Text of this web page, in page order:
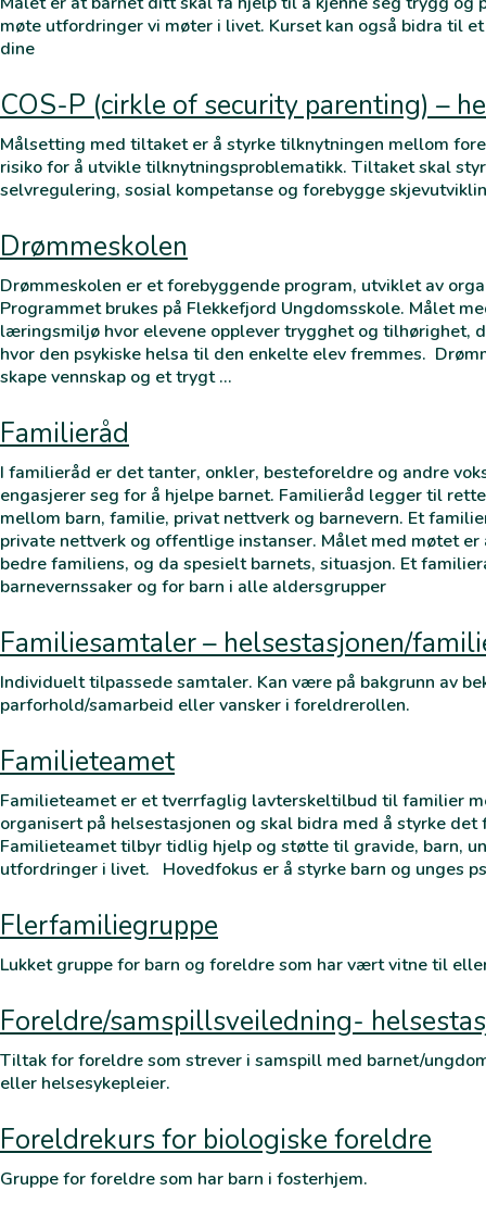
møte utfordringer vi møter i livet. Kurset kan også bidra til
dine
COS-P (cirkle of security parenting) –
Målsetting med tiltaket er å styrke tilknytningen mellom
risiko for å utvikle tilknytningsproblematikk. Tiltaket skal
selvregulering, sosial kompetanse og forebygge
Drømmeskolen
Drømmeskolen er et forebyggende program, utviklet av
Programmet brukes på Flekkefjord Ungdomsskole. Målet
læringsmiljø hvor elevene opplever trygghet og tilhørighet,
hvor den psykiske helsa til den enkelte elev fremmes.
skape vennskap og et trygt …
Familieråd
I familieråd er det tanter, onkler, besteforeldre og andre
engasjerer seg for å hjelpe barnet. Familieråd legger til
mellom barn, familie, privat nettverk og barnevern. Et
private nettverk og offentlige instanser. Målet med møtet
bedre familiens, og da spesielt barnets, situasjon. Et
barnevernssaker og for barn i alle aldersgrupper
Familiesamtaler – helsestasjonen/
Individuelt tilpassede samtaler. Kan være på bakgrunn av
parforhold/samarbeid eller vansker i foreldrerollen.
Familieteamet
Familieteamet er et tverrfaglig lavterskeltilbud til familier
organisert på helsestasjonen og skal bidra med å styrke
Familieteamet tilbyr tidlig hjelp og støtte til gravide, barn,
utfordringer i livet. Hovedfokus er å styrke barn og unges
Flerfamiliegruppe
Lukket gruppe for barn og foreldre som har vært vitne til
Foreldre/samspillsveiledning-
Tiltak for foreldre som strever i samspill med barnet/
eller helsesykepleier.
Foreldrekurs for biologiske foreldre
Gruppe for foreldre som har barn i fosterhjem.